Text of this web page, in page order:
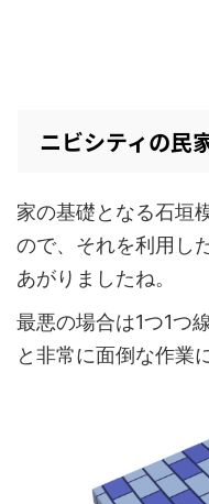
ニビシティの民
家の基礎となる石垣
ので、それを利用し
あがりましたね。
最悪の場合は1つ1つ
と非常に面倒な作業